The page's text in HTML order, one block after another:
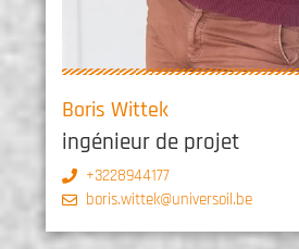
Boris Wittek
ingénieur de projet
+3228944177
boris.wittek@universoil.be